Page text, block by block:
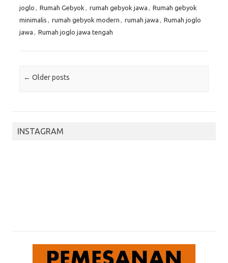
joglo , Rumah Gebyok , rumah gebyok jawa , Rumah gebyok
minimalis , rumah gebyok modern , rumah jawa , Rumah joglo
jawa , Rumah joglo jawa tengah
Post navigation
← Older posts
INSTAGRAM